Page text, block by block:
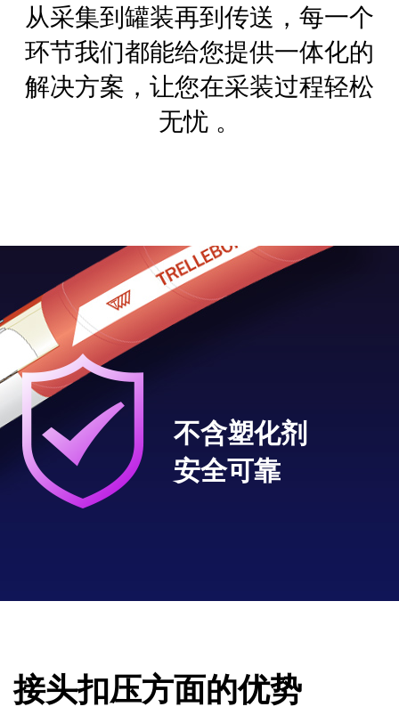
从采集到罐装再到传送，每一个
环节我们都能给您提供一体化的
解决方案，让您在采装过程轻松
无忧 。
不含塑化剂
安全可靠
接头扣压方面的优势